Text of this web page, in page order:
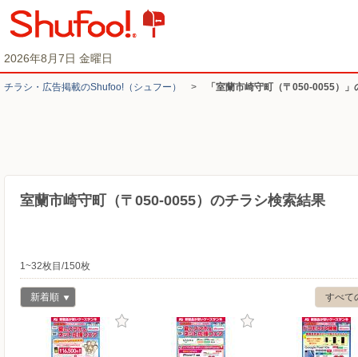
2026年8月7日 金曜日
チラシ・​広告掲載の​Shufoo!​（シュフー） > 「室蘭市崎守町（〒050-0055）
室蘭市崎守町（〒050-0055）のチラシ検索結果
1~32枚目/150枚
すべて
新着順